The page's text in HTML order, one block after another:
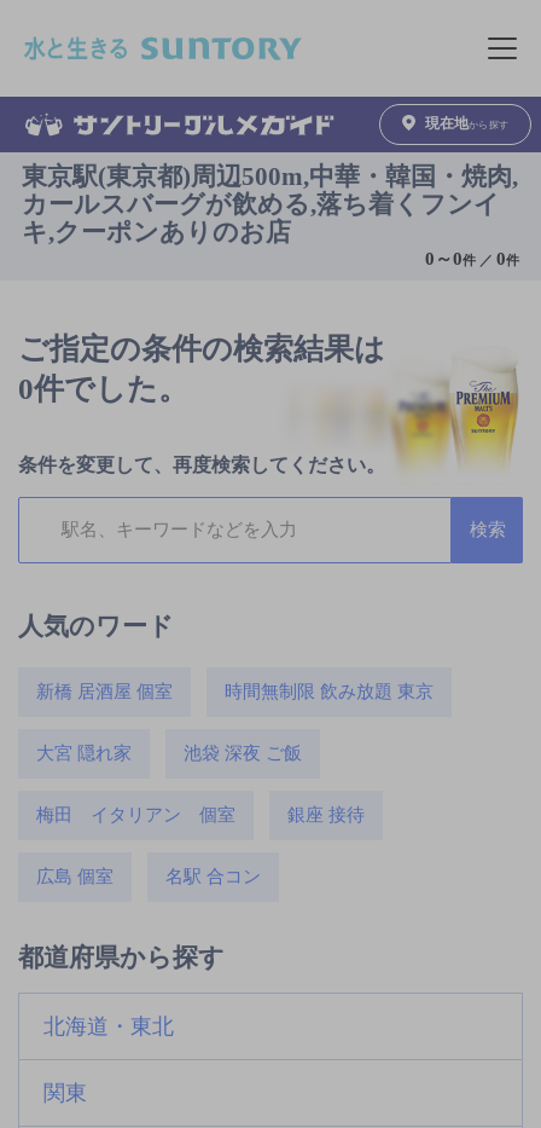
メニュ
現在地から探す
東京駅(東京都)周辺500m,中華・韓国・焼肉,
カールスバーグが飲める,落ち着くフンイ
キ,クーポンありのお店
0 ～0件 ／0件
ご指定の条件の検索結果は
0件でした。
条件を変更して、再度検索してください。
人気のワード
新橋 居酒屋 個室 時間無制限 飲み放題 東京
大宮 隠れ家 池袋 深夜 ご飯
梅田 イタリアン 個室 銀座 接待
広島 個室 名駅 合コン
都道府県から探す
北海道・東北
関東